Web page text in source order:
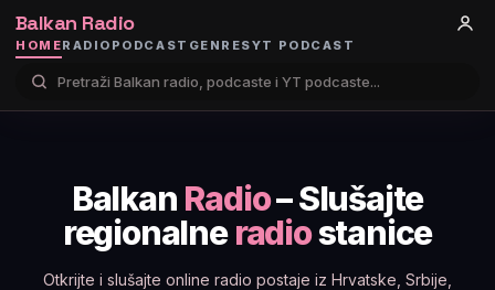
Balkan Radio
HOMERADIO PODCAST GENRESYT PODCAST
Balkan Radio– Slušajte
regionalneradiostanice
Otkrijte i slušajte online radio postaje iz Hrvatske, Srbije,